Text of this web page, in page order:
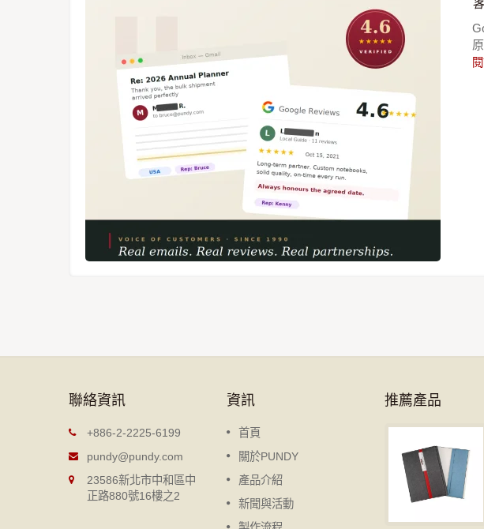
聯絡資訊
+886-2-2225-6199
pundy@pundy.com
23586新北市中和區中
正路880號16樓之2
資訊
首頁
關於PUNDY
產品介紹
新聞與活動
推薦產品
抽取式筆記本
DIY抽取式筆記本，輕薄、方便攜
可自由抽換，甚至可外加各種配